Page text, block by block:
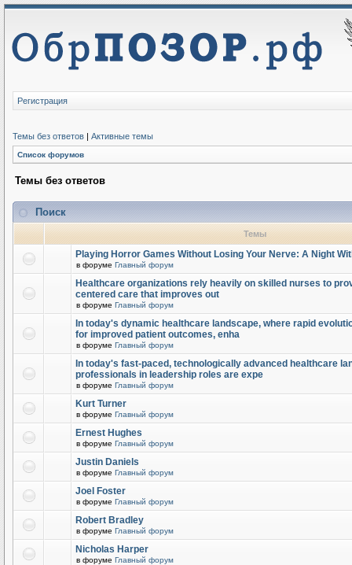
Регистрация
Темы без ответов | Активные темы
Список форумов
Темы без ответов
Поиск
Темы
Playing Horror Games Without Losing Your Nerve: A Night
в форуме Главный форум
Healthcare organizations rely heavily on skilled nurses to
centered care that improves out
в форуме Главный форум
In today's dynamic healthcare landscape, where rapid
for improved patient outcomes, enha
в форуме Главный форум
In today's fast-paced, technologically advanced healthcare
professionals in leadership roles are expe
в форуме Главный форум
Kurt Turner
в форуме Главный форум
Ernest Hughes
в форуме Главный форум
Justin Daniels
в форуме Главный форум
Joel Foster
в форуме Главный форум
Robert Bradley
в форуме Главный форум
Nicholas Harper
в форуме Главный форум